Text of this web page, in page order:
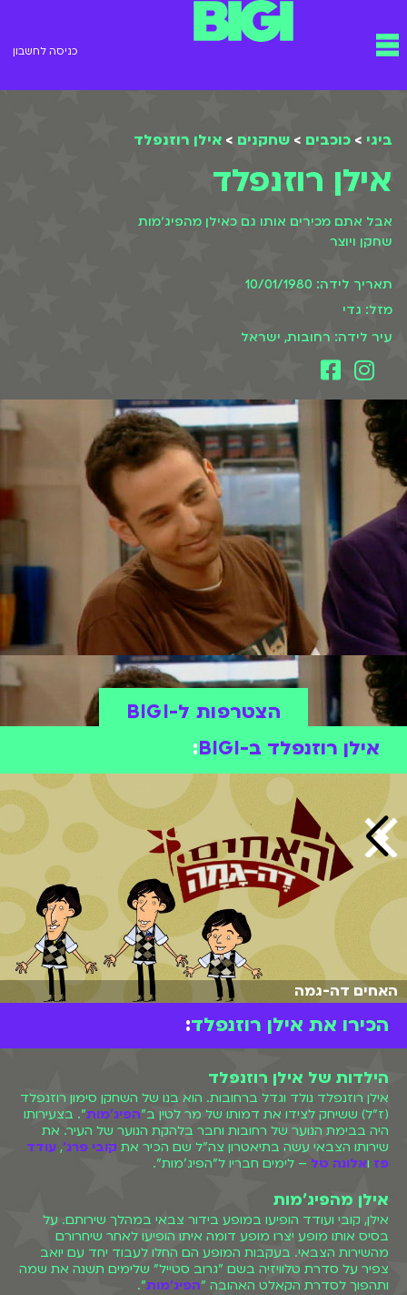
תפריט כניסה לחשבון
ביגי > כוכבים > שחקנים > אילן רוזנפלד
אילן רוזנפלד
אבל אתם מכירים אותו גם כאילן מהפיג׳מות
שחקן ויוצר
תאריך לידה: 10/01/1980
מזל: גדי
עיר לידה: רחובות, ישראל
הצטרפות ל-BIGI
אילן רוזנפלד ב-BIGI
:
האחים דה-גמה
הכירו את אילן רוזנפלד:
הילדות של אילן רוזנפלד
אילן רוזנפלד נולד וגדל ברחובות. הוא בנו של השחקן סימון רוזנפלד
(ז"ל) ששיחק לצידו את דמותו של מר לטין ב"הפיג'מות". בצעירותו
היה בבימת הנוער של רחובות וחבר בלהקת הנוער של העיר. את
שירותו הצבאי עשה בתיאטרון צה"ל שם הכיר את קובי פרג', עודד
פז ואלונה טל – לימים חבריו ל"הפיג'מות".
אילן מהפיג'מות
אילן, קובי ועודד הופיעו במופע בידור צבאי במהלך שירותם. על
בסיס אותו מופע יצרו מופע דומה איתו הופיעו לאחר שיחרורם
מהשירות הצבאי. בעקבות המופע הם החלו לעבוד יחד עם יואב
צפיר על סדרת טלוויזיה בשם "גרוב סטייל" שלימים תשנה את שמה
ותהפוך לסדרת הקאלט האהובה "הפיג'מות".